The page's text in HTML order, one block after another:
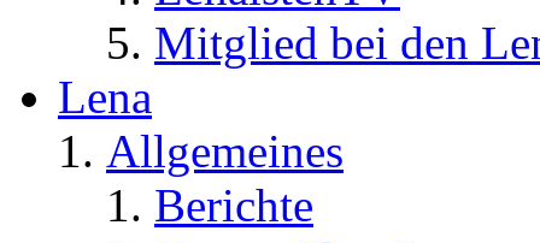
Mitglied bei den
Lena
Allgemeines
Berichte